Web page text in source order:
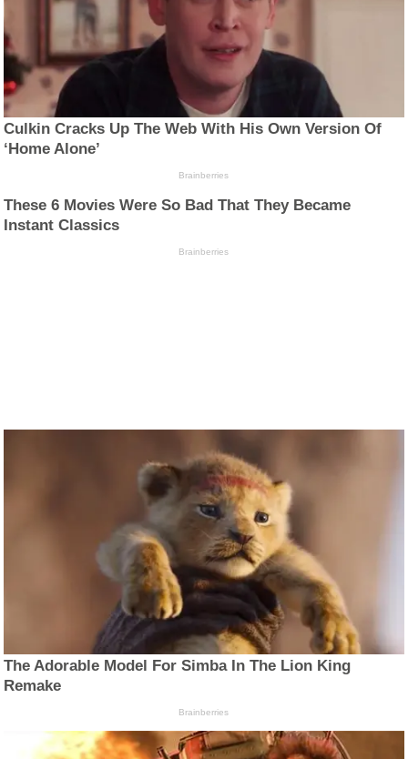
Culkin Cracks Up The Web With His Own Version Of
‘Home Alone’
Brainberries
These 6 Movies Were So Bad That They Became
Instant Classics
Brainberries
The Adorable Model For Simba In The Lion King
Remake
Brainberries